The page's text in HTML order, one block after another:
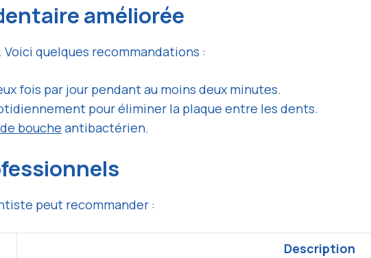
améliorée
quelques recommandations :
fois par jour pendant au moins deux minutes.
pour éliminer la plaque entre les dents.
bouche antibactérien.
peut recommander :
Description